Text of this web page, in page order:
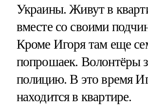
Украины. Живут в
вместе со своими
Кроме Игоря там еще
попрошаек. Волонтёры
полицию. В это время
находится в квартире.